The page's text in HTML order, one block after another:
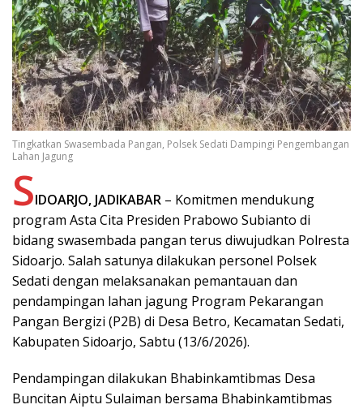
Tingkatkan Swasembada Pangan, Polsek Sedati Dampingi Pengembangan
Lahan Jagung
SIDOARJO, JADIKABAR – Komitmen mendukung
program Asta Cita Presiden Prabowo Subianto di
bidang swasembada pangan terus diwujudkan Polresta
Sidoarjo. Salah satunya dilakukan personel Polsek
Sedati dengan melaksanakan pemantauan dan
pendampingan lahan jagung Program Pekarangan
Pangan Bergizi (P2B) di Desa Betro, Kecamatan Sedati,
Kabupaten Sidoarjo, Sabtu (13/6/2026).
Pendampingan dilakukan Bhabinkamtibmas Desa
Buncitan Aiptu Sulaiman bersama Bhabinkamtibmas